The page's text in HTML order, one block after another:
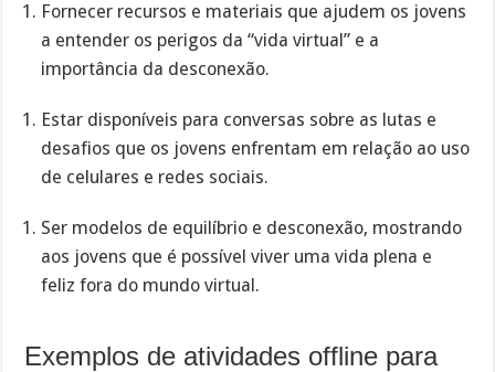
Fornecer recursos e materiais que ajudem os jovens
a entender os perigos da “vida virtual” e a
importância da desconexão.
Estar disponíveis para conversas sobre as lutas e
desafios que os jovens enfrentam em relação ao uso
de celulares e redes sociais.
Ser modelos de equilíbrio e desconexão, mostrando
aos jovens que é possível viver uma vida plena e
feliz fora do mundo virtual.
Exemplos de atividades offline para